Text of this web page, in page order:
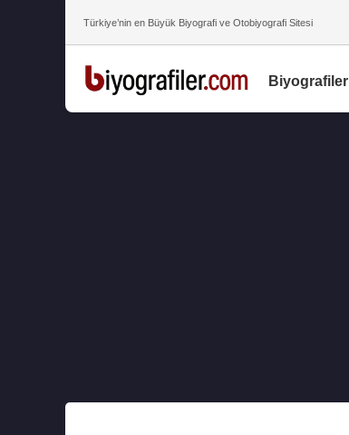
Türkiye’nin en Büyük Biyografi ve Otobiyografi Sitesi
Biyografiler